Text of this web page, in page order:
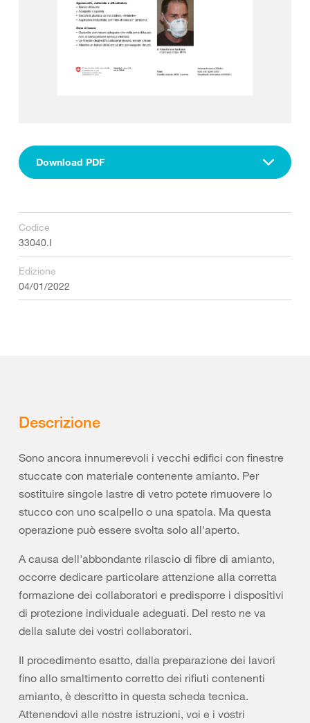
Download PDF
Codice
33040.I
Edizione
04/01/2022
Descrizione
Sono ancora innumerevoli i vecchi edifici con finestre
stuccate con materiale contenente amianto. Per
sostituire singole lastre di vetro potete rimuovere lo
stucco con uno scalpello o una spatola. Ma questa
operazione può essere svolta solo all'aperto.
A causa dell'abbondante rilascio di fibre di amianto,
occorre dedicare particolare attenzione alla corretta
formazione dei collaboratori e predisporre i dispositivi
di protezione individuale adeguati. Del resto ne va
della salute dei vostri collaboratori.
Il procedimento esatto, dalla preparazione dei lavori
fino allo smaltimento corretto dei rifiuti contenenti
amianto, è descritto in questa scheda tecnica.
Attenendovi alle nostre istruzioni, voi e i vostri